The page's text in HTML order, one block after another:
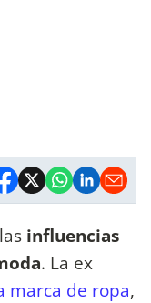
influencias
. La ex
marca de ropa,